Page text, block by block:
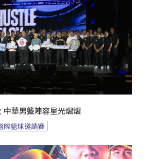
華男籃陣容星光熠熠
際籃球邀請賽